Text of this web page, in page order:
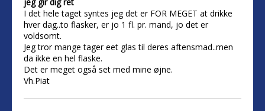
I det hele taget syntes jeg det er FOR MEGET at drikke
hver dag..to flasker, er jo 1 fl. pr. mand, jo det er
voldsomt.
Jeg tror mange tager eet glas til deres aftensmad..men
da ikke en hel flaske.
Det er meget også set med mine øjne.
Vh.Piat